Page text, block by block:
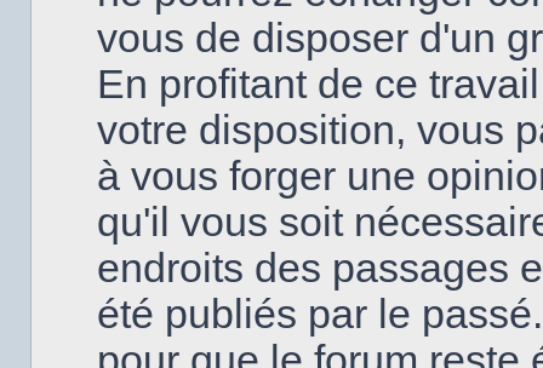
vous de disposer d'un
En profitant de ce
votre disposition, vous
à vous forger une
qu'il vous soit
endroits des passages
été publiés par le